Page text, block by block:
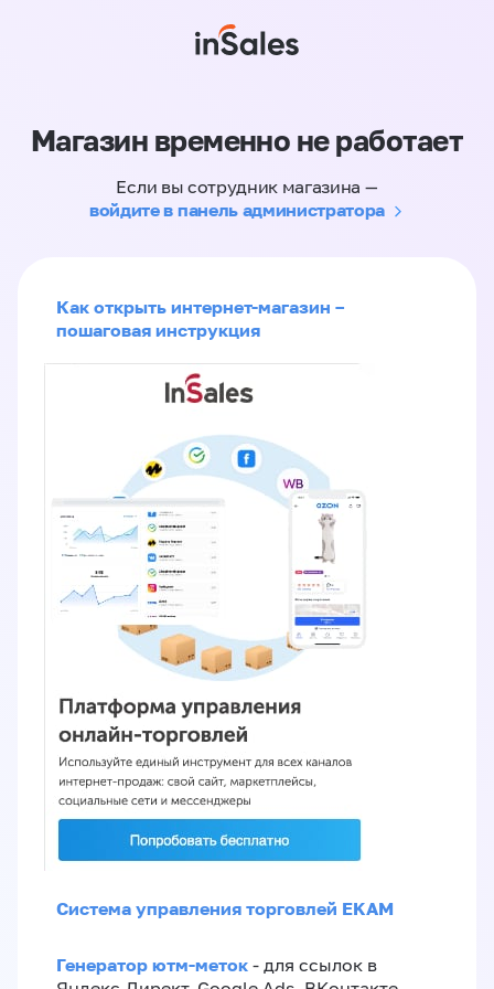
Магазин временно не работает
Если вы сотрудник магазина —
войдите в панель администратора
Как открыть интернет-магазин –
пошаговая инструкция
Система управления торговлей EKAM
Генератор ютм-меток - для ссылок в